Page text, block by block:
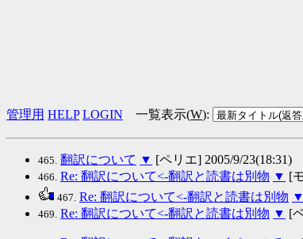
管理用 HELP LOGIN 一覧表示(W):
465. 翻訳について ▼ [ペリエ] 2005/9/23(18:31)
466. Re: 翻訳について<-翻訳と読書は別物 ▼ [
467. Re: 翻訳について<-翻訳と読書は別物 ▼
469. Re: 翻訳について<-翻訳と読書は別物 ▼ [